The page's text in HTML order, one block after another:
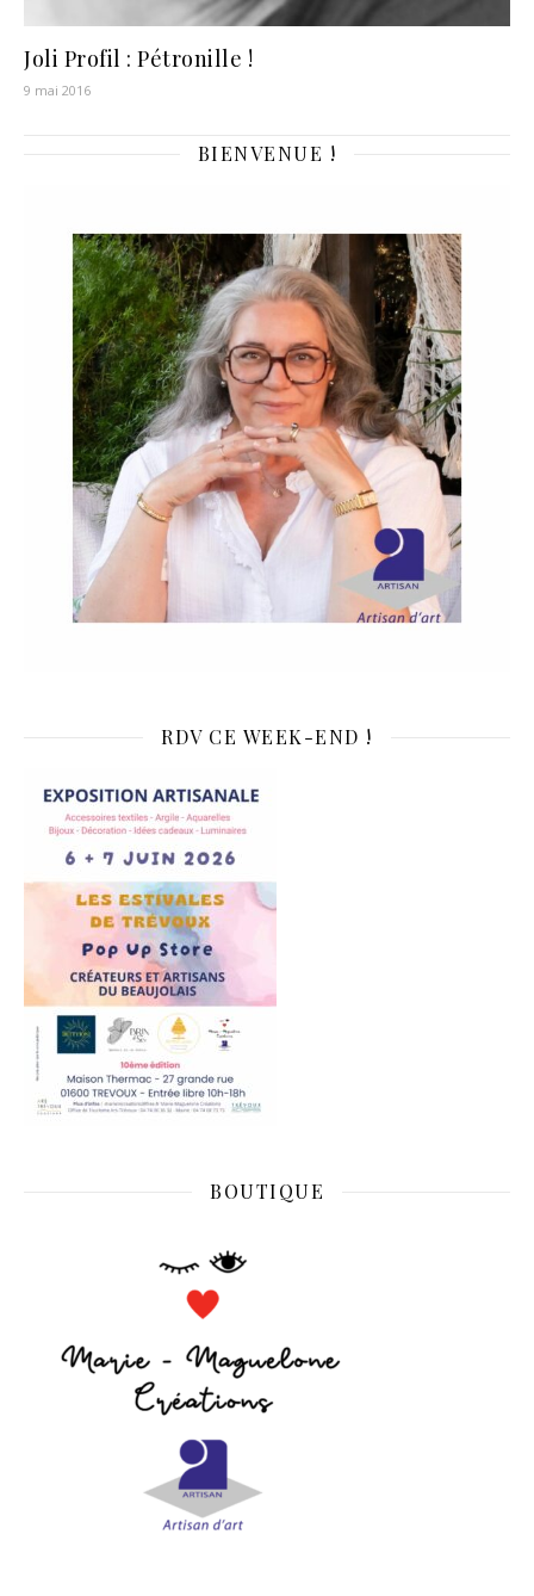
Joli Profil : Pétronille !
9 mai 2016
BIENVENUE !
RDV CE WEEK-END !
BOUTIQUE